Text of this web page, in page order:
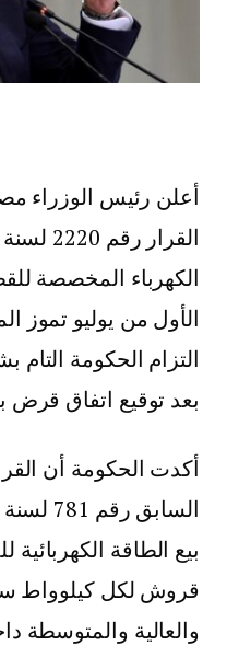
أعلن رئيس الوزراء
الكهرباء المخصصة
الأول من يوليو
التزام الحكومة
بعد توقيع اتفاق قرض بقيمة 8
أكدت الحكومة أن
بيع الطاقة
قروش لكل كيلوواط
والعالية والمتوسطة